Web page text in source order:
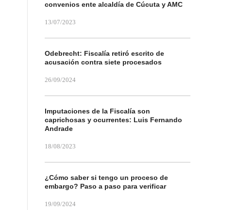
convenios ente alcaldía de Cúcuta y AMC
13/07/2023
Odebrecht: Fiscalía retiró escrito de
acusación contra siete procesados
26/09/2024
Imputaciones de la Fiscalía son
caprichosas y ocurrentes: Luis Fernando
Andrade
18/08/2023
¿Cómo saber si tengo un proceso de
embargo? Paso a paso para verificar
19/09/2024